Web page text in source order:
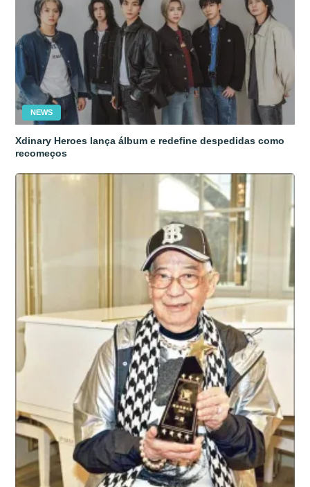
NEWS
Xdinary Heroes lança álbum e redefine despedidas como
recomeços